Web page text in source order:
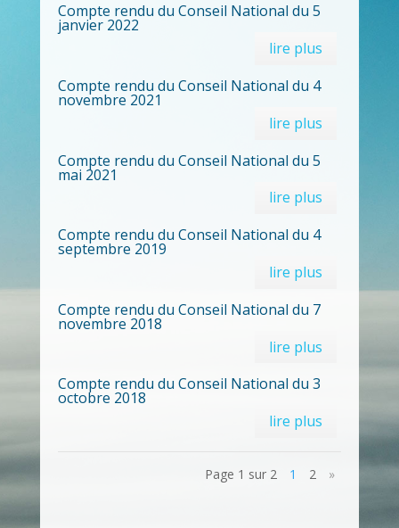
Compte rendu du Conseil National du 5
janvier 2022
lire plus
Compte rendu du Conseil National du 4
novembre 2021
lire plus
Compte rendu du Conseil National du 5
mai 2021
lire plus
Compte rendu du Conseil National du 4
septembre 2019
lire plus
Compte rendu du Conseil National du 7
novembre 2018
lire plus
Compte rendu du Conseil National du 3
octobre 2018
lire plus
Page 1 sur 2 1 2 »